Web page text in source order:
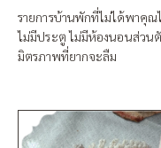
รายการบ้านพักที่ไม่ได้พาคุ
ไม่มีประตู ไม่มีห้องนอนส่วน
มิตรภาพที่ยากจะลืม